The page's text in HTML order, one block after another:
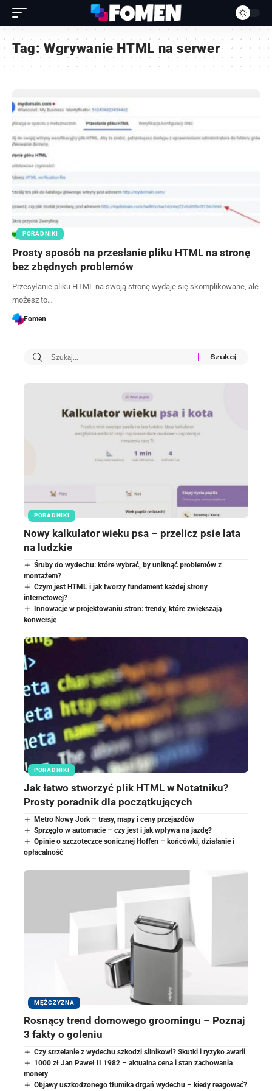
Tag:Wgrywanie HTML na serwer
PORADNIKI
Prosty sposób na przesłanie pliku HTML na stronę
bez zbędnych problemów
Przesyłanie pliku HTML na swoją stronę wydaje się skomplikowane, ale
możesz to…
Fomen
PORADNIKI
Nowy kalkulator wieku psa – przelicz psie lata
na ludzkie
Śruby do wydechu: które wybrać, by uniknąć problemów z
montażem?
Czym jest HTML i jak tworzy fundament każdej strony
internetowej?
Innowacje w projektowaniu stron: trendy, które zwiększają
konwersję
PORADNIKI
Jak łatwo stworzyć plik HTML w Notatniku?
Prosty poradnik dla początkujących
Metro Nowy Jork – trasy, mapy i ceny przejazdów
Sprzęgło w automacie – czy jest i jak wpływa na jazdę?
Opinie o szczoteczce sonicznej Hoffen – końcówki, działanie i
opłacalność
MĘŻCZYZNA
Rosnący trend domowego groomingu – Poznaj
3 fakty o goleniu
Czy strzelanie z wydechu szkodzi silnikowi? Skutki i ryzyko awarii
1000 zł Jan Paweł II 1982 – aktualna cena i stan zachowania
monety
Objawy uszkodzonego tłumika drgań wydechu – kiedy reagować?